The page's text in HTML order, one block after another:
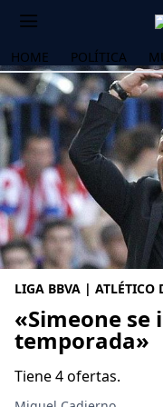
HOME POLÍTICA
LIGA BBVA | ATLÉTICO
«Simeone
temporada»
Tiene 4 ofertas.